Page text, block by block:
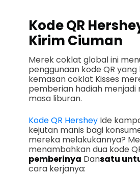
Kode QR
Kirim Ciuman
Merek coklat global ini
penggunaan kode QR
kemasan coklat Kisses
pemberian hadiah menjadi
masa liburan.
Kode QR Hershey Ide
kejutan manis bagi
mereka melakukannya?
menambahkan dua kode
pemberinya Dansatu
cara kerjanya: